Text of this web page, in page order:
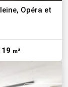
Opéra et
m²